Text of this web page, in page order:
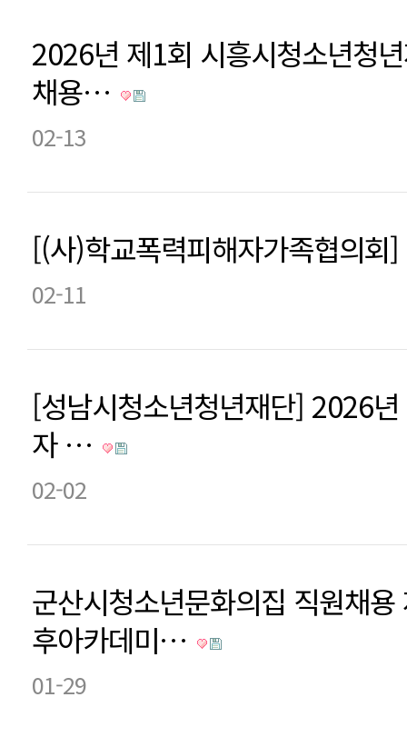
2026년 제1회 시흥시청소년청
채용…
02-13
[(사)학교폭력피해자가족협의
02-11
[성남시청소년청년재단] 2026
자 …
02-02
군산시청소년문화의집 직원채
후아카데미…
01-29